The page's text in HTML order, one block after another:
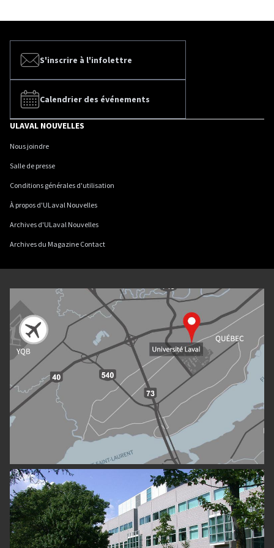
S'inscrire à l'infolettre
Calendrier des événements
ULAVAL NOUVELLES
Nous joindre
Salle de presse
Conditions générales d'utilisation
À propos d'ULaval Nouvelles
Archives d'ULaval Nouvelles
Archives du Magazine Contact